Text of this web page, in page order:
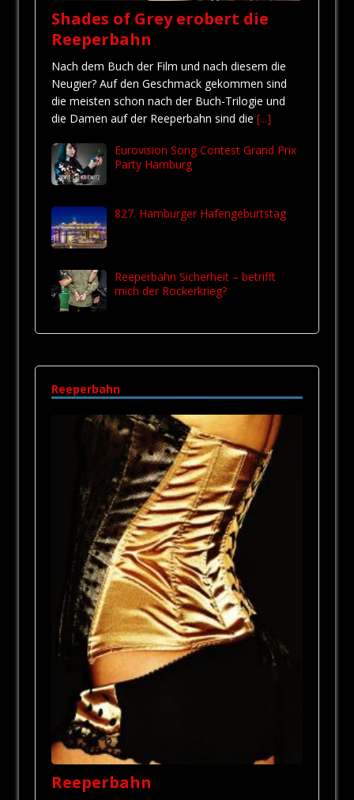
Shades of Grey erobert die
Reeperbahn
Nach dem Buch der Film und nach diesem die
Neugier? Auf den Geschmack gekommen sind
die meisten schon nach der Buch-Trilogie und
die Damen auf der Reeperbahn sind die [...]
Eurovision Song Contest Grand Prix
Party Hamburg
827. Hamburger Hafengeburtstag
Reeperbahn Sicherheit – betrifft
mich der Rockerkrieg?
Reeperbahn
Reeperbahn